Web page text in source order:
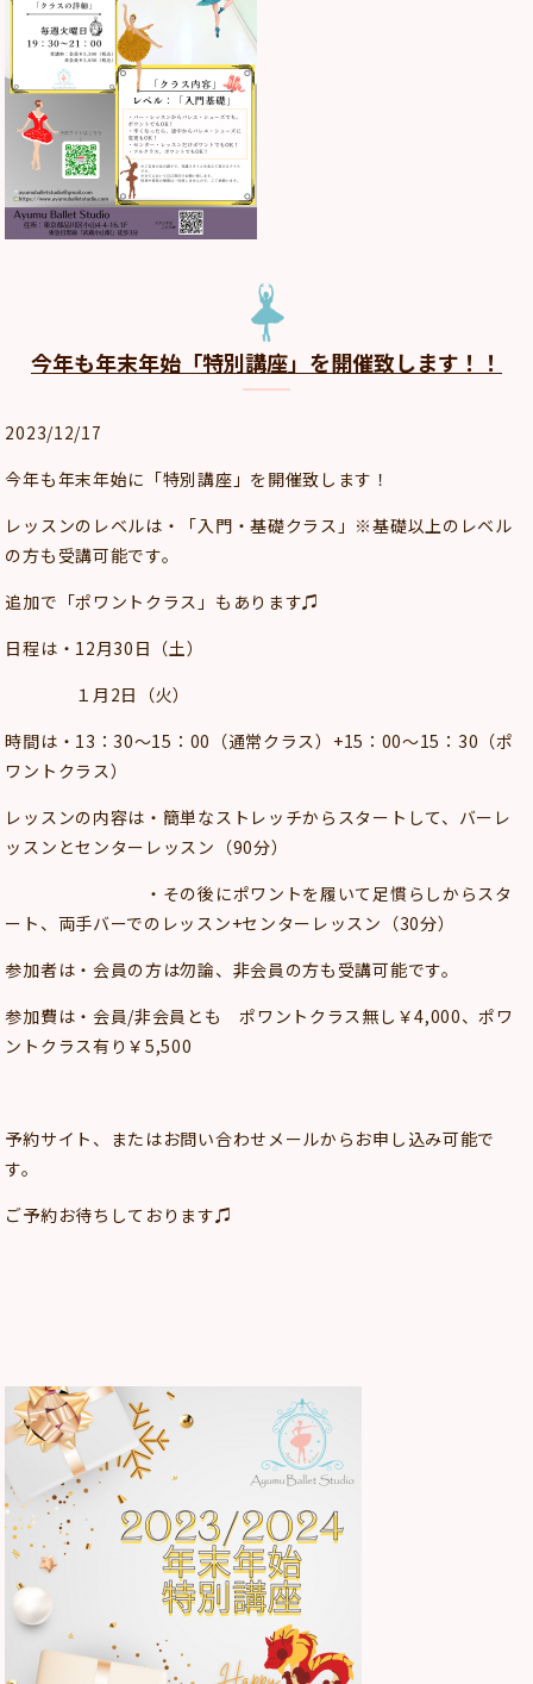
今年も年末年始「特別講座」を開催致します！！
2023/12/17
今年も年末年始に「特別講座」を開催致します！
レッスンのレベルは・「入門・基礎クラス」※基礎以上のレベル
の方も受講可能です。
追加で「ポワントクラス」もあります♫
日程は・12月30日（土）
１月2日（火）
時間は・13：30～15：00（通常クラス）+15：00～15：30（ポ
ワントクラス）
レッスンの内容は・簡単なストレッチからスタートして、バーレ
ッスンとセンターレッスン（90分）
・その後にポワントを履いて足慣らしからスタ
ート、両手バーでのレッスン+センターレッスン（30分）
参加者は・会員の方は勿論、非会員の方も受講可能です。
参加費は・会員/非会員とも ポワントクラス無し￥4,000、ポワ
ントクラス有り￥5,500
予約サイト、またはお問い合わせメールからお申し込み可能で
す。
ご予約お待ちしております♫